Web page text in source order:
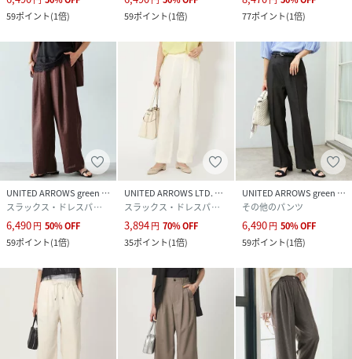
59ポイント(1倍)
59ポイント(1倍)
77ポイント(1倍)
UNITED ARROWS green label relaxing
スラックス・ドレスパンツ
6,490円 50%OFF
59ポイント(1倍)
UNITED ARROWS LTD. OUTLET
スラックス・ドレスパンツ
3,894円 70%OFF
35ポイント(1倍)
UNITED ARROWS green label relaxing
その他のパンツ
6,490円 50%OFF
59ポイント(1倍)